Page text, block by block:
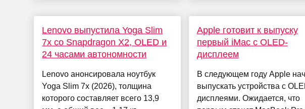
Lenovo выпустила Yoga Slim
7x со Snapdragon X2, OLED и
24 часами автономности
Lenovo анонсировала ноутбук
Yoga Slim 7x (2026), толщина
которого составляет всего 13,9
Apple готовит к выпуску
первый iMac с OLED-
дисплеем
В следующем году Apple
выпускать устройства с
дисплеями. Ожидается, что